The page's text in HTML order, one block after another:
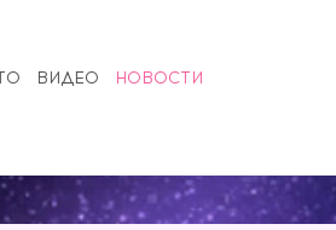
ВИДЕО
НОВОСТИ